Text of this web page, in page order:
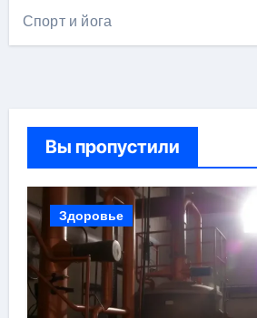
Спорт и йога
Вы пропустили
Здоровье